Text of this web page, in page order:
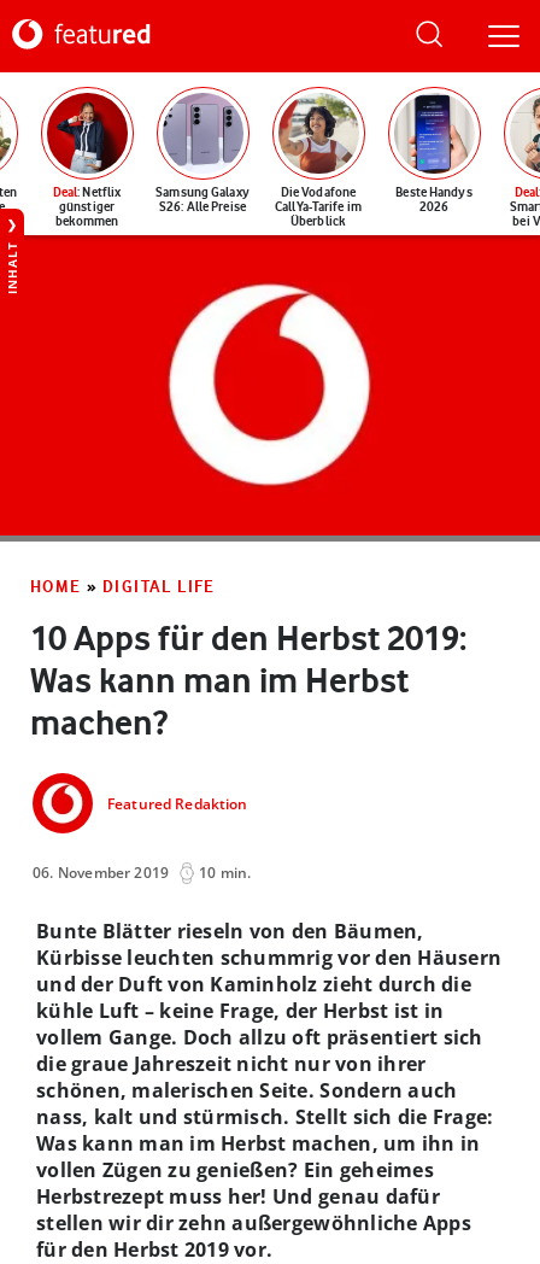
Deal: Netflix
günstiger
bekommen
Samsung Galaxy
S26: Alle Preise
Die Vodafone
CallYa-Tarife im
Überblick
Beste Handys
2026
Deal
bei
INHALT
HOME » DIGITAL LIFE
10 Apps für den Herbst 2019:
Was kann man im Herbst
machen?
Featured Redaktion
06. November 2019 10 min.
Bunte Blätter rieseln von den Bäumen,
Kürbisse leuchten schummrig vor den Häusern
und der Duft von Kaminholz zieht durch die
kühle Luft – keine Frage, der Herbst ist in
vollem Gange. Doch allzu oft präsentiert sich
die graue Jahreszeit nicht nur von ihrer
schönen, malerischen Seite. Sondern auch
nass, kalt und stürmisch. Stellt sich die Frage:
Was kann man im Herbst machen, um ihn in
vollen Zügen zu genießen? Ein geheimes
Herbstrezept muss her! Und genau dafür
stellen wir dir zehn außergewöhnliche Apps
für den Herbst 2019 vor.